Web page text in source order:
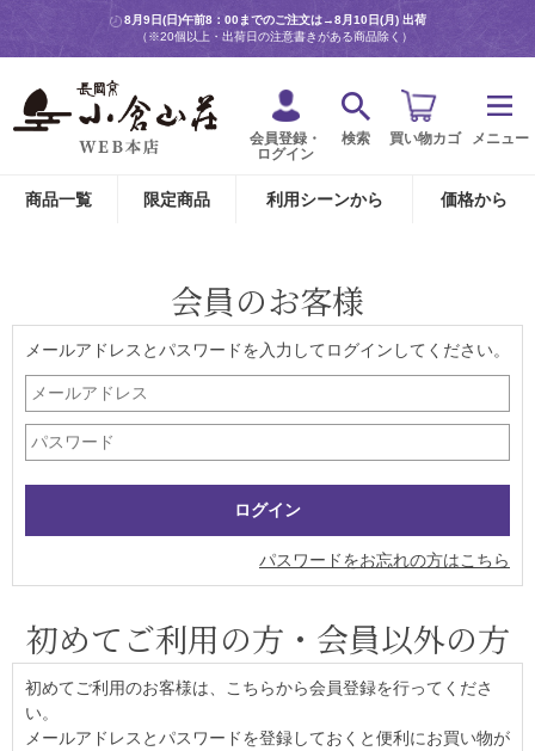
8月9日(日)午前8：00までのご注文は→8月10日(月) 出荷
（※20個以上・出荷日の注意書きがある商品除く）
会員登録・
ログイン
検索 買い物カゴ メニュー
商品一覧 限定商品 利用シーンから 価格から
会員のお客様
メールアドレスとパスワードを入力してログインしてください。
パスワードをお忘れの方はこちら
初めてご利用の方・会員以外の方
初めてご利用のお客様は、こちらから会員登録を行ってくださ
い。
メールアドレスとパスワードを登録しておくと便利にお買い物が